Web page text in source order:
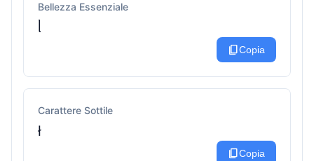
Bellezza Essenziale
ᥣ
content_copyCopia
Carattere Sottile
ł
content_copyCopia